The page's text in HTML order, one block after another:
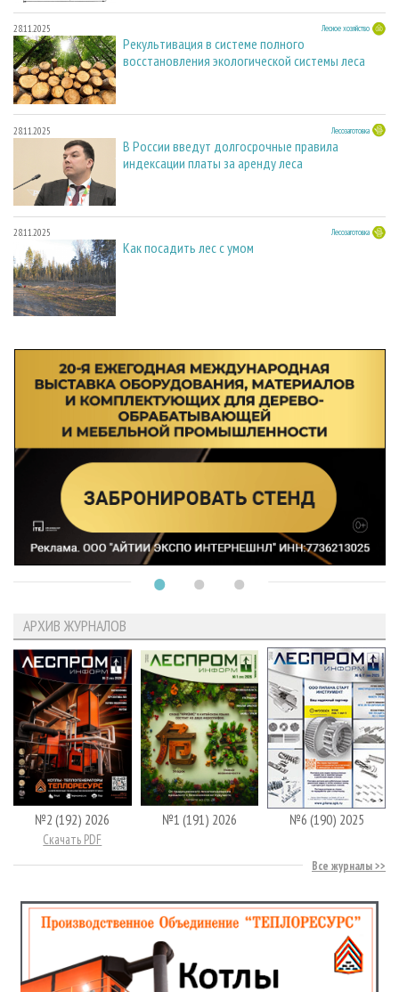
28.11.2025 Лесное хозяйство
Рекультивация в системе полного
восстановления экологической системы леса
28.11.2025 Лесозаготовка
В России введут долгосрочные правила
индексации платы за аренду леса
28.11.2025 Лесозаготовка
Как посадить лес с умом
АРХИВ ЖУРНАЛОВ
№2 (192) 2026
Скачать PDF
№1 (191) 2026 №6 (190) 2025
Все журналы